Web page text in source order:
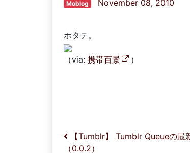
Moblog November 08, 2010
ホタテ。
（via: 携帯百景 ）
投稿ナビゲー
【Tumblr】 Tumblr Queueの最
（0.0.2）